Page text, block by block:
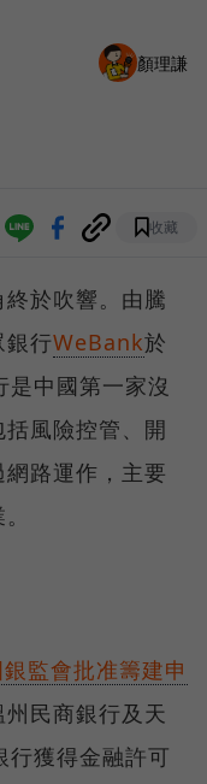
顏理謙
收藏
於吹響。由騰
銀行WeBank於
中國第一家沒
風險控管、開
路運作，主要
監會批准籌建申
州民商銀行及天
行獲得金融許可